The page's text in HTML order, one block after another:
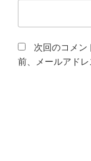
次回のコメン
前、メールアドレ